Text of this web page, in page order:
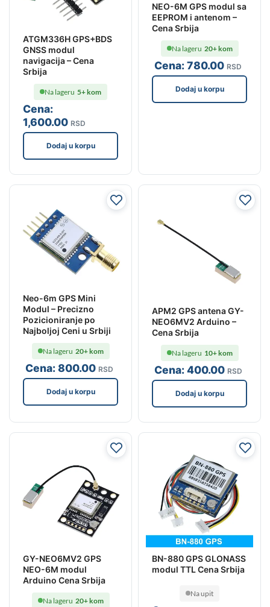
ATGM336H GPS+BDS
GNSS modul
navigacija – Cena
Srbija
Cena:
1,600.00 RSD
Na lageru 5+ kom
Dodaj u korpu
NEO-6M GPS modul sa
EEPROM i antenom –
Cena Srbija
Cena:780.00 RSD
Na lageru 20+ kom
Dodaj u korpu
Neo-6m GPS Mini
Modul – Precizno
Pozicioniranje po
Najboljoj Ceni u Srbiji
Cena:800.00 RSD
Na lageru 20+ kom
Dodaj u korpu
APM2 GPS antena GY-
NEO6MV2 Arduino –
Cena Srbija
Cena:400.00 RSD
Na lageru 10+ kom
Dodaj u korpu
GY-NEO6MV2 GPS
NEO-6M modul
Arduino Cena Srbija
Na lageru 20+ kom
BN-880 GPS GLONASS
modul TTL Cena Srbija
Na upit